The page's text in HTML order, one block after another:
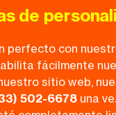
de
perfecto con
fácilmente
sitio web,
502-6678 una